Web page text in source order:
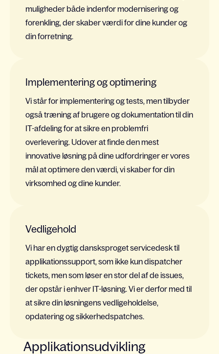
muligheder bådeindenfor modernisering og
forenkling, der skaber værdi for dine kunder og
dinforretning.
Implementering og optimering
Vi står for implementering og tests, mentilbyder
også træning af brugere ogdokumentationtil din
IT-afdeling for at sikre en problemfri
overlevering Udover at finde den mest
innovative løsning på dine udfordringerer vores
mål at optimere den værdi, vi skaber for din
virksomhed og dine kunder.
Vedligehold
Vi har en dygtig dansksprogetservicedesktil
applikationssupport, som ikke kundispatcher
tickets , men som løser en stor del af de issues,
der opstår i enhver IT-løsning . Vi er derfor med til
at sikredin løsningensvedligeholdelse,
opdateringog sikkerhedspatches.
Applikationsudvikling